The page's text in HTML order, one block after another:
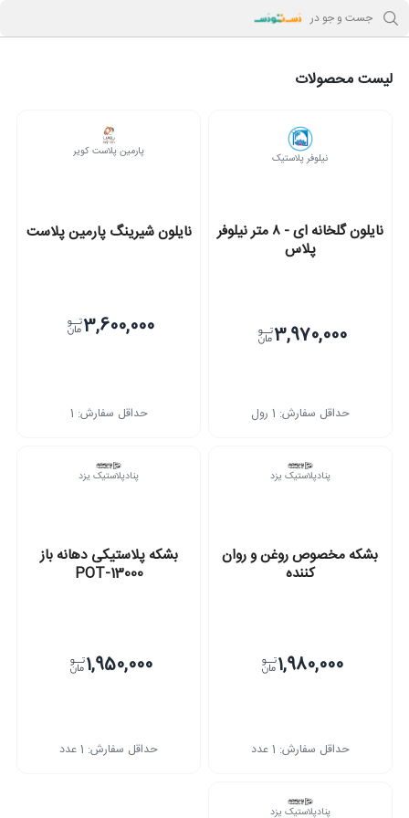
جست و جو در
لیست محصولات
نیلوفر پلاستیک
نایلون گلخانه ای - ۸ متر نیلوفر
پلاس
3,970,000
حداقل سفارش: 1 رول
پارمین پلاست کویر
نایلون شیرینگ پارمین پلاست
3,600,000
حداقل سفارش: 1
پنادپلاستیک یزد
بشکه مخصوص روغن و روان
کننده
1,980,000
حداقل سفارش: 1 عدد
پنادپلاستیک یزد
بشکه پلاستیکی دهانه باز
POT-13000
1,950,000
حداقل سفارش: 1 عدد
پنادپلاستیک یزد